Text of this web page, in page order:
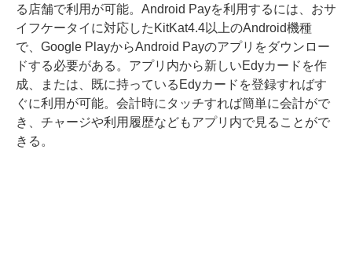
る店舗で利用が可能。Android Payを利用するには、おサ
イフケータイに対応したKitKat4.4以上のAndroid機種
で、Google PlayからAndroid Payのアプリをダウンロー
ドする必要がある。アプリ内から新しいEdyカードを作
成、または、既に持っているEdyカードを登録すればす
ぐに利用が可能。会計時にタッチすれば簡単に会計がで
き、チャージや利用履歴などもアプリ内で見ることがで
きる。